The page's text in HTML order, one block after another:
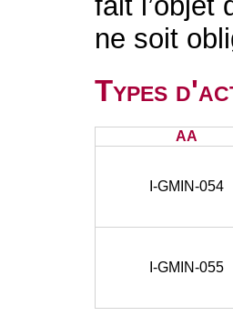
ne soit
Types
AA
I-GMIN-054
I-GMIN-055